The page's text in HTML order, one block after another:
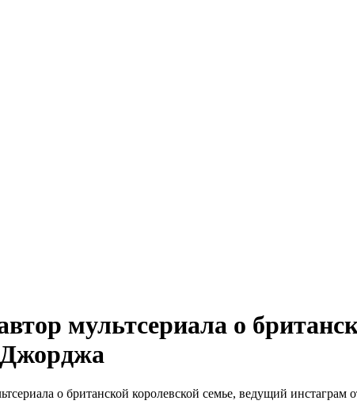
мультсериала о
о британской королевской семье, ведущий